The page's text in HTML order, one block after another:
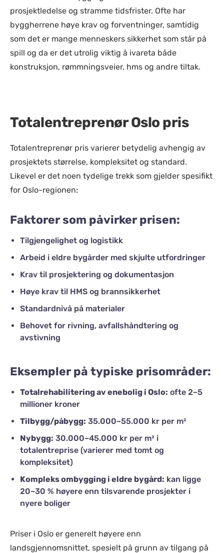
prosjektledelse og stramme tidsfrister. Ofte har
byggherrene høye krav og forventninger, samtidig
som det er mange menneskers sikkerhet som står på
spill og da er det utrolig viktig å ivareta både
konstruksjon, rømmningsveier, hms og andre tiltak.
Totalentreprenør Oslo pris
Totalentreprenør pris varierer betydelig avhengig av
prosjektets størrelse, kompleksitet og standard.
Likevel er det noen tydelige trekk som gjelder spesifikt
for Oslo-regionen:
Faktorer som påvirker prisen:
Tilgjengelighet og logistikk
Arbeid i eldre bygårder med skjulte utfordringer
Krav til prosjektering og dokumentasjon
Høye krav til HMS og brannsikkerhet
Standardnivå på materialer
Behovet for rivning, avfallshåndtering og
avstivning
Eksempler på typiske prisområder:
Totalrehabilitering av enebolig i Oslo: ofte 2–5
millioner kroner
Tilbygg/påbygg: 35.000–55.000 kr per m²
Nybygg: 30.000–45.000 kr per m² i
totalentreprise (varierer med tomt og
kompleksitet)
Kompleks ombygging i eldre bygård: kan ligge
20–30 % høyere enn tilsvarende prosjekter i
nyere boliger
Priser i Oslo er generelt høyere enn
landsgjennomsnittet, spesielt på grunn av tilgang på